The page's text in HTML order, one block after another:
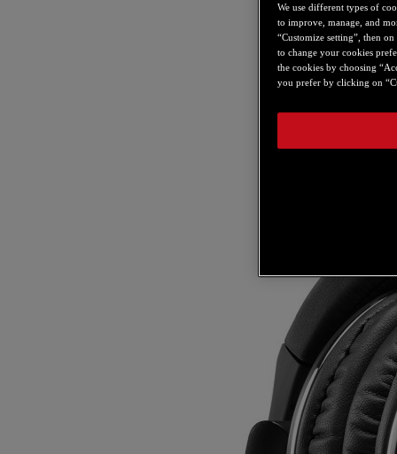
We use different types of
to improve, manage, and
“Customize setting”, then
to change your cookies
the cookies by choosing
you prefer by clicking on